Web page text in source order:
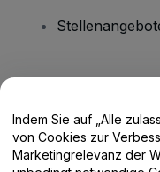
Hilfe-Center /
Indem Sie auf „Alle
von Cookies zur
Marketingrelevanz der Website zu.